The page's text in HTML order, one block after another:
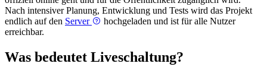
Nach intensiver Planung, Entwicklung und Tests wird das Projekt
endlich auf den Server
hochgeladen und ist für alle Nutzer
erreichbar.
Was bedeutet Liveschaltung?